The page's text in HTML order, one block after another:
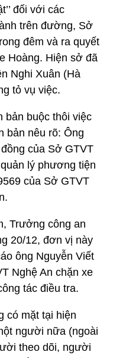
đối với các
trên đường, Sở
đêm và ra quyết
Hoàng. Hiện sở đã
Nghi Xuân (Hà
tỏ vụ việc.
bản buộc thôi việc
bản nêu rõ: Ông
của Sở GTVT
lý phương tiện
của Sở GTVT
Trưởng công an
20/12, đơn vị này
ông Nguyễn Viết
Nghệ An chặn xe
tác điều tra.
có mặt tại hiện
người nữa (ngoài
theo dõi, người